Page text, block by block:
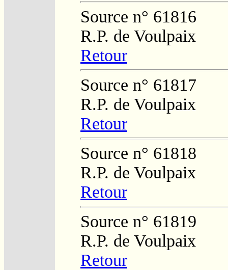
Source n° 61816
R.P. de Voulpaix
Retour
Source n° 61817
R.P. de Voulpaix
Retour
Source n° 61818
R.P. de Voulpaix
Retour
Source n° 61819
R.P. de Voulpaix
Retour